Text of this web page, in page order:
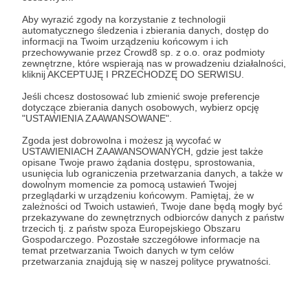
Aby wyrazić zgody na korzystanie z technologii
automatycznego śledzenia i zbierania danych, dostęp do
informacji na Twoim urządzeniu końcowym i ich
przechowywanie przez Crowd8 sp. z o.o. oraz podmioty
zewnętrzne, które wspierają nas w prowadzeniu działalności,
kliknij AKCEPTUJĘ I PRZECHODZĘ DO SERWISU.
Jeśli chcesz dostosować lub zmienić swoje preferencje
dotyczące zbierania danych osobowych, wybierz opcję
"USTAWIENIA ZAAWANSOWANE".
Zgoda jest dobrowolna i możesz ją wycofać w
USTAWIENIACH ZAAWANSOWANYCH, gdzie jest także
opisane Twoje prawo żądania dostępu, sprostowania,
usunięcia lub ograniczenia przetwarzania danych, a także w
dowolnym momencie za pomocą ustawień Twojej
przeglądarki w urządzeniu końcowym. Pamiętaj, że w
zależności od Twoich ustawień, Twoje dane będą mogły być
przekazywane do zewnętrznych odbiorców danych z państw
trzecich tj. z państw spoza Europejskiego Obszaru
Gospodarczego. Pozostałe szczegółowe informacje na
temat przetwarzania Twoich danych w tym celów
przetwarzania znajdują się w naszej polityce prywatności.
opiekę w Domu Spokojnej Kotości.
Adopcje : regularnie publikujemy ogłoszenia
oswojonych kotów na naszej grupie
Adopcyjne z Koterii. Dbamy o to, by nasi
podopiecznitrafili wyłącznie do
bezpiecznych domów i kochających
właścicieli.
Edukacja: prowadzimy różnorodne działania
mające na celu szerzenie świadomości w
zakresie opieki nad kotami i zrozumienia ich
zachowania.
Darczyńcy: ich zaangażowanie, dobroć i
szczodrość umożliwia nasze wszystkie
działania.